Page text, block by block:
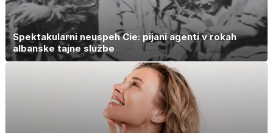
Spektakularni neuspeh Cie: pijani agenti v rokah
albanske tajne službe